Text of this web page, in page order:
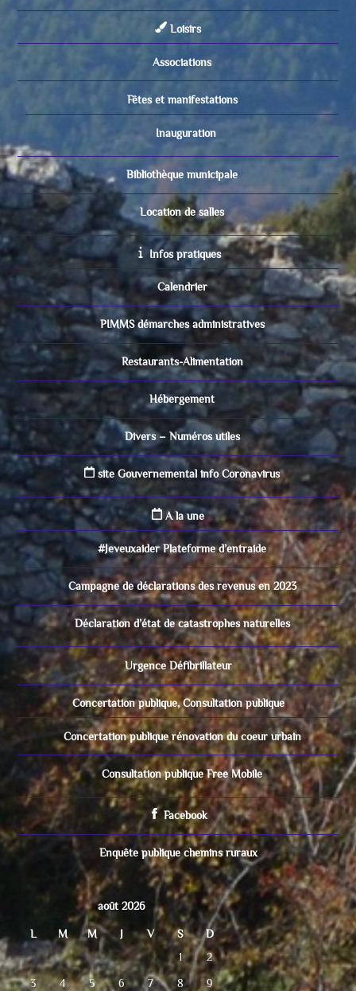
Loisirs
Associations
Fêtes et manifestations
Inauguration
Bibliothèque municipale
Location de salles
Infos pratiques
Calendrier
PIMMS démarches administratives
Restaurants-Alimentation
Hébergement
Divers – Numéros utiles
site Gouvernemental info Coronavirus
A la une
#Jeveuxaider Plateforme d’entraide
Campagne de déclarations des revenus en 2023
Déclaration d’état de catastrophes naturelles
Urgence Défibrillateur
Concertation publique, Consultation publique
Concertation publique rénovation du coeur urbain
Consultation publique Free Mobile
Facebook
Enquête publique chemins ruraux
août 2026
L M M J V S
D
1
2
3 4 5 6 7 8 9